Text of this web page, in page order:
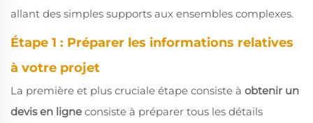
allant des simples supports aux ensembles complexes.
Étape 1 : Préparer les informations relatives
à votre projet
La première et plus cruciale étape consiste à obtenir un
devis en ligne consiste à préparer tous les détails